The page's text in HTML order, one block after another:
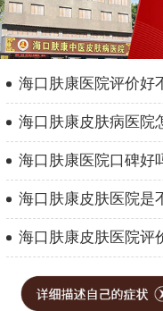
海口肤康医院评价好
海口肤康皮肤病医院
海口肤康医院口碑好
海口肤康皮肤医院是
海口肤康皮肤医院评